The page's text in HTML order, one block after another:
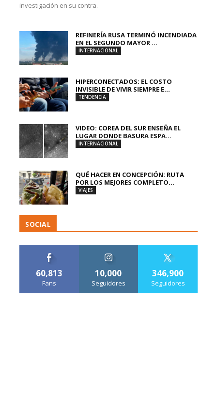
investigación en su contra.
REFINERÍA RUSA TERMINÓ INCENDIADA
EN EL SEGUNDO MAYOR ...
INTERNACIONAL
HIPERCONECTADOS: EL COSTO
INVISIBLE DE VIVIR SIEMPRE E...
TENDENCIA
VIDEO: COREA DEL SUR ENSEÑA EL
LUGAR DONDE BASURA ESPA...
INTERNACIONAL
QUÉ HACER EN CONCEPCIÓN: RUTA
POR LOS MEJORES COMPLETO...
VIAJES
SOCIAL
60,813
Fans
10,000
Seguidores
346,900
Seguidores